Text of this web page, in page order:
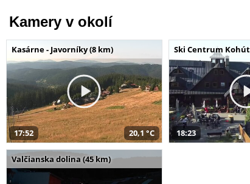
Kamery v okolí
Kasárne - Javorníky (8 km)
17:52 20,1 °C
Ski Centrum
18:23
Valčianska dolina (45 km)